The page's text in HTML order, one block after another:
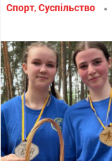
Спорт,Суспільство